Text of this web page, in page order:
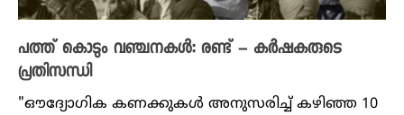
പത്ത് കൊടും വഞ്ചനകൾ: രണ്ട് – കർഷകരുടെ
പ്രതിസന്ധി
"ഔദ്യോഗിക കണക്കുകൾ അനുസരിച്ച് കഴിഞ്ഞ 10